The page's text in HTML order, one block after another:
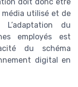
utilisé et de
du
employés est
du schéma
digital en